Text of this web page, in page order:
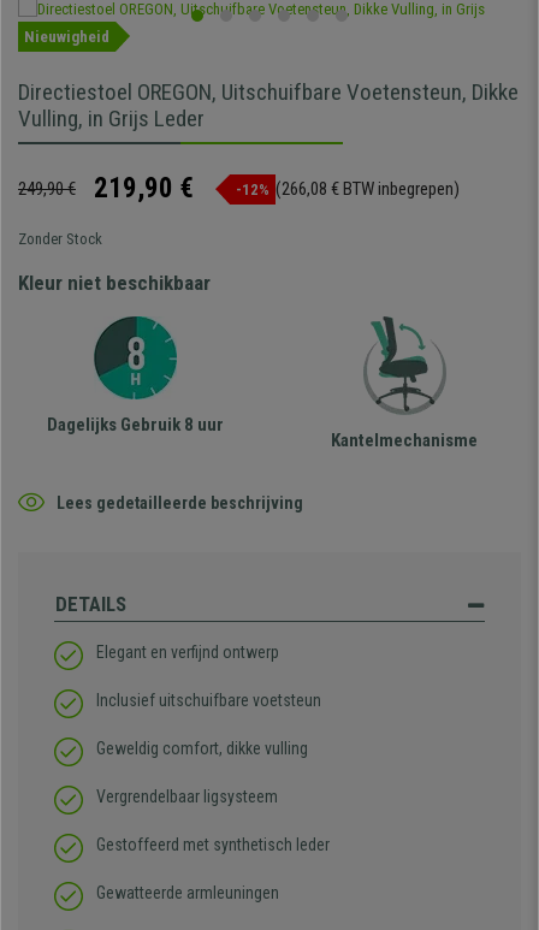
Nieuwigheid
Directiestoel OREGON, Uitschuifbare Voetensteun, Dikke
Vulling, in Grijs Leder
249,90 € 219,90 € -12% (266,08 € BTW inbegrepen)
Zonder Stock
Kleur niet beschikbaar
Dagelijks Gebruik 8 uur
Kantelmechanisme
Lees gedetailleerde beschrijving
DETAILS
Elegant en verfijnd ontwerp
Inclusief uitschuifbare voetsteun
Geweldig comfort, dikke vulling
Vergrendelbaar ligsysteem
Gestoffeerd met synthetisch leder
Gewatteerde armleuningen